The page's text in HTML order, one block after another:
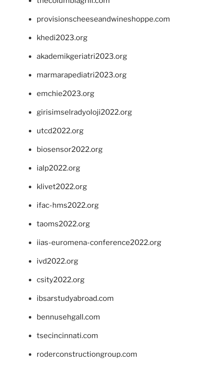
provisionscheeseandwineshoppe.com
khedi2023.org
akademikgeriatri2023.org
marmarapediatri2023.org
emchie2023.org
girisimselradyoloji2022.org
utcd2022.org
biosensor2022.org
ialp2022.org
klivet2022.org
ifac-hms2022.org
taoms2022.org
iias-euromena-conference2022.org
ivd2022.org
csity2022.org
ibsarstudyabroad.com
bennusehgall.com
tsecincinnati.com
roderconstructiongroup.com